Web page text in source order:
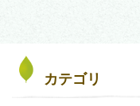
カテゴリ